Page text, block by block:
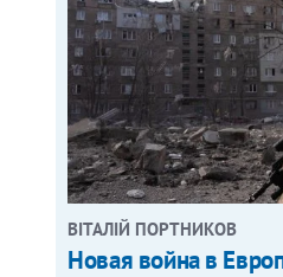
ВІТАЛІЙ ПОРТНИКОВ
Новая война в